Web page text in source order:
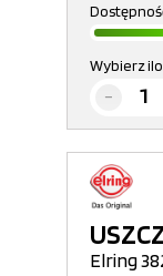
Wybierz
Elring